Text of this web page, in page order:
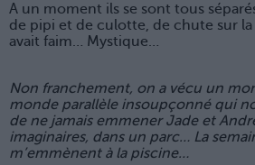
A un moment ils se sont tous
de pipi et de culotte, de chute sur
avait faim… Mystique…
Non franchement, on a vécu un
monde parallèle insoupçonné qui
de ne jamais emmener Jade et
imaginaires, dans un parc… La
m’emmènent à la piscine…